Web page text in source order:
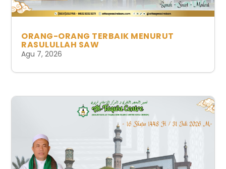
ORANG-ORANG TERBAIK MENURUT
RASULULLAH SAW
Agu 7, 2026